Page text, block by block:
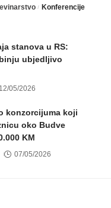
Konferencije
stanova u RS:
ubjedljivo
12/05/2026
konzorcijuma koji
oko Budve
KM
07/05/2026